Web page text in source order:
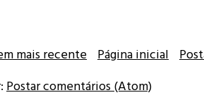
mais recente Página inicial
Postar comentários (Atom)